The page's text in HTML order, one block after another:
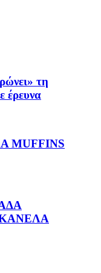
τη
έρευνα
MUFFINS